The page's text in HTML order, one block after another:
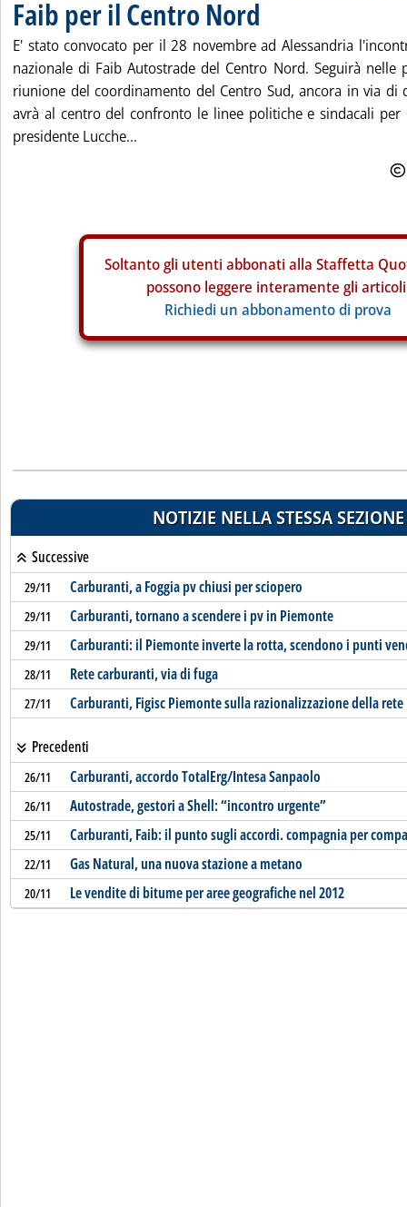
Faib per il Centro Nord
E' stato convocato per il 28 novembre ad Alessandria
nazionale di Faib Autostrade del Centro Nord. Seguirà nelle
riunione del coordinamento del Centro Sud, ancora in via di
avrà al centro del confronto le linee politiche e sindacali
presidente Lucche...
Soltanto gli utenti abbonati alla Staffetta
possono leggere interamente gli
Richiedi un abbonamento di prova
NOTIZIE NELLA STESSA SEZIONE
Successive
29/11 Carburanti, a Foggia pv chiusi per sciopero
29/11 Carburanti, tornano a scendere i pv in Piemonte
29/11 Carburanti: il Piemonte inverte la rotta, scendono i punti
28/11 Rete carburanti, via di fuga
27/11 Carburanti, Figisc Piemonte sulla razionalizzazione della rete
Precedenti
26/11 Carburanti, accordo TotalErg/Intesa Sanpaolo
26/11 Autostrade, gestori a Shell: “incontro urgente”
25/11 Carburanti, Faib: il punto sugli accordi. compagnia per
22/11 Gas Natural, una nuova stazione a metano
20/11 Le vendite di bitume per aree geografiche nel 2012